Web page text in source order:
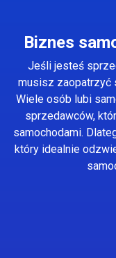
Biznes
Jeśli jesteś
musisz zaopatrzyć
Wiele osób lubi
sprzedawców,
samochodami.
który idealnie